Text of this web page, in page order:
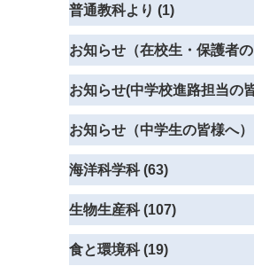
普通教科より (1)
お知らせ（在校生・保護者
お知らせ(中学校進路担当の
お知らせ（中学生の皆様へ
海洋科学科 (63)
生物生産科 (107)
食と環境科 (19)